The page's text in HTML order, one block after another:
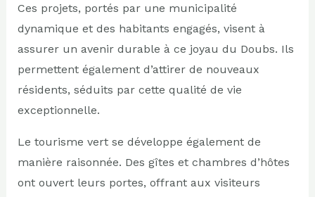
Ces projets, portés par une municipalité
dynamique et des habitants engagés, visent à
assurer un avenir durable à ce joyau du Doubs. Ils
permettent également d’attirer de nouveaux
résidents, séduits par cette qualité de vie
exceptionnelle.
Le tourisme vert se développe également de
manière raisonnée. Des gîtes et chambres d’hôtes
ont ouvert leurs portes, offrant aux visiteurs